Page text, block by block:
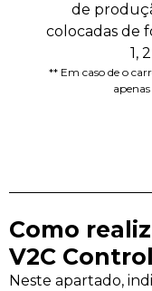
de
colocadas de
1,
** Em caso de o
Como
V2C
Neste apartado,